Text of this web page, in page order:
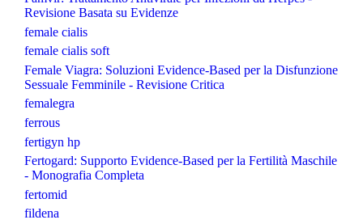
Revisione Basata su Evidenze
female cialis
female cialis soft
Female Viagra: Soluzioni Evidence-Based per la Disfunzione
Sessuale Femminile - Revisione Critica
femalegra
ferrous
fertigyn hp
Fertogard: Supporto Evidence-Based per la Fertilità Maschile
- Monografia Completa
fertomid
fildena